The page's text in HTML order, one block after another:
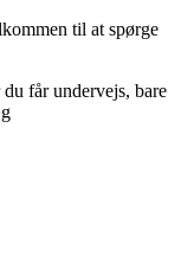
til at spørge
får undervejs, bare